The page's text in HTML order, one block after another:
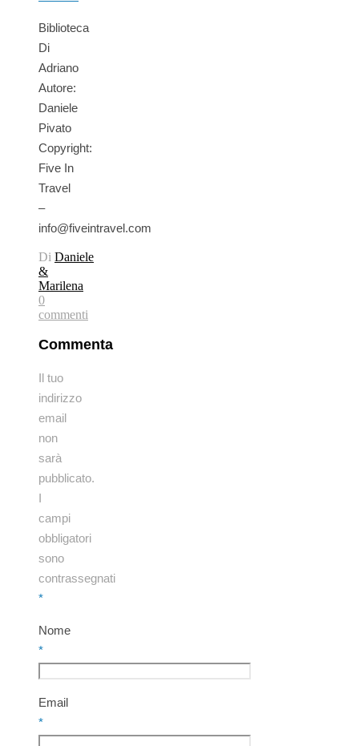
Biblioteca
Di
Adriano
Autore:
Daniele
Pivato
Copyright:
Five In
Travel
–
info@fiveintravel.com
Di Daniele
&
Marilena
0
commenti
Commenta
Il tuo
indirizzo
email
non
sarà
pubblicato.
I
campi
obbligatori
sono
contrassegnati
*
Nome
*
Email
*